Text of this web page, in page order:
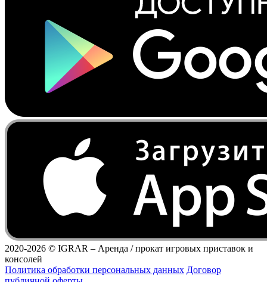
2020-2026 © IGRAR – Аренда / прокат игровых приставок и
консолей
Политика обработки персональных данных Договор